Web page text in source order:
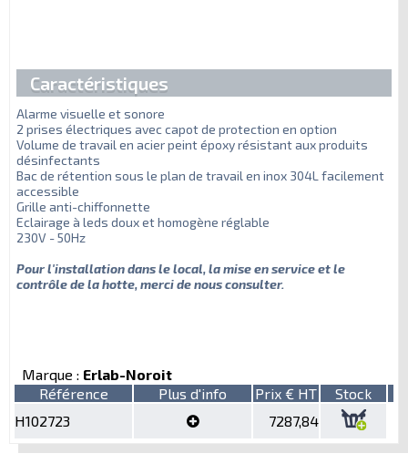
Caractéristiques
Alarme visuelle et sonore
2 prises électriques avec capot de protection en option
Volume de travail en acier peint époxy résistant aux produits
désinfectants
Bac de rétention sous le plan de travail en inox 304L facilement
accessible
Grille anti-chiffonnette
Eclairage à leds doux et homogène réglable
230V - 50Hz
Pour l'installation dans le local, la mise en service et le
contrôle de la hotte, merci de nous consulter.
Marque : Erlab-Noroit
Référence
Plus d'info Prix € HT
Stock
H102723
7287,84